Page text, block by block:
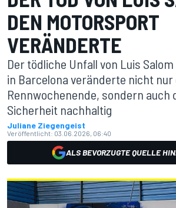
DEN MOTORSPORT
VERÄNDERTE
Der tödliche Unfall von Luis Salom
in Barcelona veränderte nicht nur
Rennwochenende, sondern auch
Sicherheit nachhaltig
Juliane Ziegengeist
Veröffentlicht: 03.06.2026, 06:40
ALS BEVORZUGTE QUELLE